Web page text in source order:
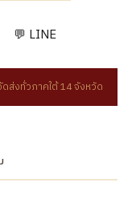
💬 LINE
ดส่งทั่วภาคใต้ 14 จังหวัด